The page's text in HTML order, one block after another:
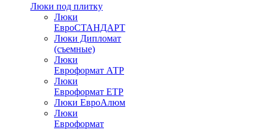
Люки под плитку
Люки
ЕвроСТАНДАРТ
Люки Дипломат
(съемные)
Люки
Евроформат АТР
Люки
Евроформат ЕТР
Люки ЕвроАлюм
Люки
Евроформат